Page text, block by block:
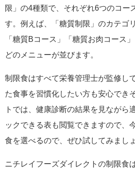
限」の4種類で、それぞれ6つのコー
す。例えば、「糖質制限」のカテゴ
「糖質Bコース」「糖質お肉コース
どのメニューが並びます。
制限食はすべて栄養管理士が監修し
た食事を習慣化したい方も安心でき
トでは、健康診断の結果を見ながら
ックできる表も閲覧できますので、
食を選べるので、ぜひ試してみましょ
ニチレイフーズダイレクトの制限食